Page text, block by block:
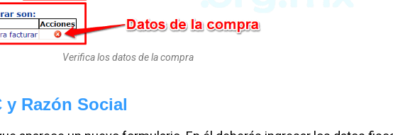
Verifica los datos de la compra
y Razón Social